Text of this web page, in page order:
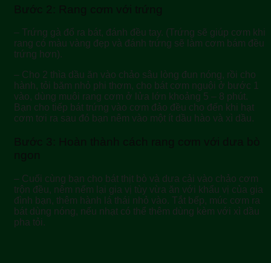
Bước 2: Rang cơm với trứng
– Trứng gà đổ ra bát, đánh đều tay. (Trứng sẽ giúp cơm khi
rang có màu vàng đẹp và đánh trứng sẽ làm cơm bám đều
trứng hơn).
– Cho 2 thìa dầu ăn vào chảo sâu lòng đun nóng, rồi cho
hành, tỏi băm nhỏ phi thơm, cho bát cơm nguội ở bước 1
vào, dùng muôi rang cơm ở lửa lớn khoảng 5 – 8 phút.
Bạn cho tiếp bát trứng vào cơm đảo đều cho đến khi hạt
cơm tơi ra sau đó bạn nêm vào một ít dầu hào và xì dầu.
Bước 3: Hoàn thành cách rang cơm với dưa bò
ngon
– Cuối cùng bạn cho bát thịt bò và dưa cải vào chảo cơm
trộn đều, nêm nếm lại gia vị tùy vừa ăn với khẩu vị của gia
đình bạn, thêm hành lá thái nhỏ vào. Tắt bếp, múc cơm ra
bát dùng nóng, nếu nhạt có thể thêm dùng kèm với xì dầu
pha tỏi.